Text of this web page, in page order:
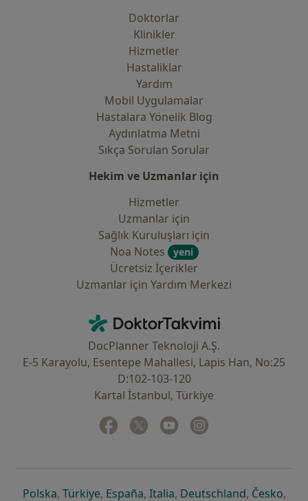
Doktorlar
Klinikler
Hizmetler
Hastaliklar
Yardım
Mobil Uygulamalar
Hastalara Yönelik Blog
Aydınlatma Metni
Sıkça Sorulan Sorular
Hekim ve Uzmanlar için
Hizmetler
Uzmanlar için
Sağlık Kuruluşları için
Noa Notes
yeni
Ücretsiz İçerikler
Uzmanlar için Yardım Merkezi
DoktorTakvimi - Ana Sayfa
DocPlanner Teknoloji A.Ş.
E-5 Karayolu, Esentepe Mahallesi, Lapis Han, No:25
D:102-103-120
Kartal İstanbul, Türkiye
Facebook
yeni bir sekmede açılır
Twitter
yeni bir sekmede açılır
Youtube
yeni bir sekmede açılır
Polskayeni bir sekmede açılır
, Türkiyeyeni bir sekmede açılır
, Españayeni bir sekmede açılır
, Italiayeni bir sekmede açılır
, Deutschlandyeni bir
, Českoyeni
,